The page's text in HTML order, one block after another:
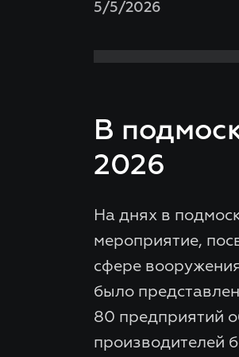
5/5/2026
В
2026
На днях в
мероприятие,
сфере
было
80 предприятий
производителей